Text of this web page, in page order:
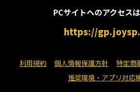
PCサイトへのアクセス
https://
利用規約 個人情報保護方針
特定商
推奨環境・アプリ対応